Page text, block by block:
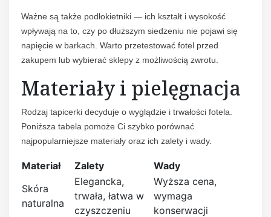
Ważne są także podłokietniki — ich kształt i wysokość
wpływają na to, czy po dłuższym siedzeniu nie pojawi się
napięcie w barkach. Warto przetestować fotel przed
zakupem lub wybierać sklepy z możliwością zwrotu.
Materiały i pielęgnacja
Rodzaj tapicerki decyduje o wyglądzie i trwałości fotela.
Poniższa tabela pomoże Ci szybko porównać
najpopularniejsze materiały oraz ich zalety i wady.
Materiał Zalety
Wady
Skóra
naturalna
Elegancka,
trwała, łatwa w
czyszczeniu
Wyższa cena,
wymaga
konserwacji